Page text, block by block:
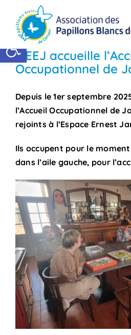
Ouvrir la barre d’outils
contenu
L’EEJ accueille
Occupationnel de
Depuis le 1er septembre
l’Accueil Occupationnel de
rejoints à l’Espace Ernest
Ils occupent pour le
dans l’aile gauche, pour